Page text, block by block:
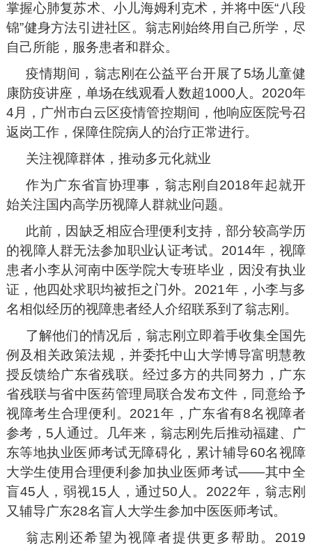
掌握心肺复苏术、小儿海姆利克术，并将中医“八段
锦”健身方法引进社区。翁志刚始终用自己所学，尽
自己所能，服务患者和群众。
疫情期间，翁志刚在公益平台开展了5场儿童健
康防疫讲座，单场在线观看人数超1000人。2020年
4月，广州市白云区疫情管控期间，他响应医院号召
返岗工作，保障住院病人的治疗正常进行。
关注视障群体，推动多元化就业
作为广东省盲协理事，翁志刚自2018年起就开
始关注国内高学历视障人群就业问题。
此前，因缺乏相应合理便利支持，部分较高学历
的视障人群无法参加职业认证考试。2014年，视障
患者小李从河南中医学院大专班毕业，因没有执业
证，他四处求职均被拒之门外。2021年，小李与多
名相似经历的视障患者经人介绍联系到了翁志刚。
了解他们的情况后，翁志刚立即着手收集全国先
例及相关政策法规，并委托中山大学博导富明慧教
授反馈给广东省残联。经过多方的共同努力，广东
省残联与省中医药管理局联合发布文件，同意给予
视障考生合理便利。2021年，广东省有8名视障者
参考，5人通过。几年来，翁志刚先后推动福建、广
东等地执业医师考试无障碍化，累计辅导60名视障
大学生使用合理便利参加执业医师考试——其中全
盲45人，弱视15人，通过50人。2022年，翁志刚
又辅导广东28名盲人大学生参加中医医师考试。
翁志刚还希望为视障者提供更多帮助。2019